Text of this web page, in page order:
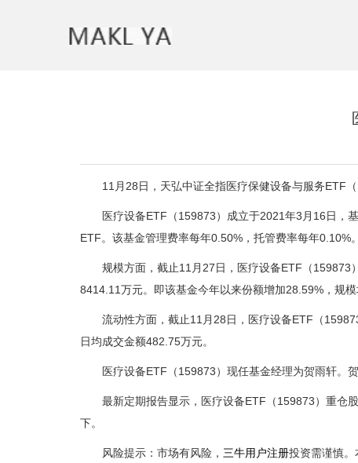
11月28日，天弘中证全指医疗保健设备与服务ETF（
医疗设备ETF（159873）成立于2021年3月16日，基
ETF。该基金管理费率每年0.50%，托管费率每年0.10%
规模方面，截止11月27日，医疗设备ETF（159873
8414.11万元。即该基金今年以来份额增加28.59%，规模
流动性方面，截止11月28日，医疗设备ETF（159873
日均成交金额482.75万元。
医疗设备ETF（159873）现任基金经理为贺雨轩。贺
最新定期报告显示，医疗设备ETF（159873）重仓股
下。
风险提示：市场有风险， 三牛用户注册投资需谨慎。